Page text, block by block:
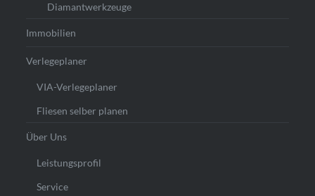
Diamantwerkzeuge
Immobilien
Verlegeplaner
VIA-Verlegeplaner
Fliesen selber planen
Über Uns
Leistungsprofil
Service